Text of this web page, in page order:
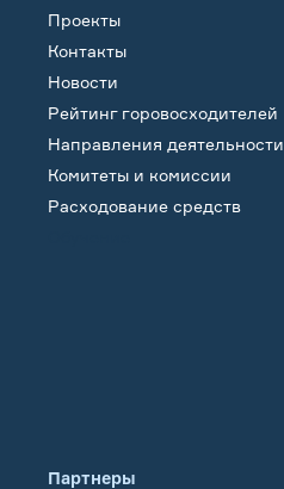
Проекты
Контакты
Новости
Рейтинг горовосходителей
Направления деятельности
Комитеты и комиссии
Расходование средств
Партнеры